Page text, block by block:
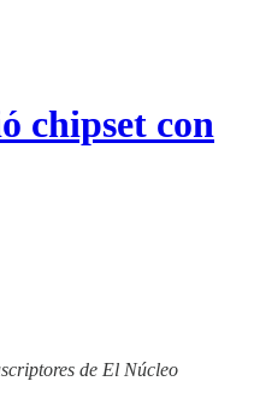
chipset con
de El Núcleo